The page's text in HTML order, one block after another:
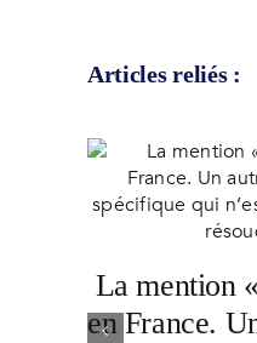
Articles reliés :
La mention
en France.